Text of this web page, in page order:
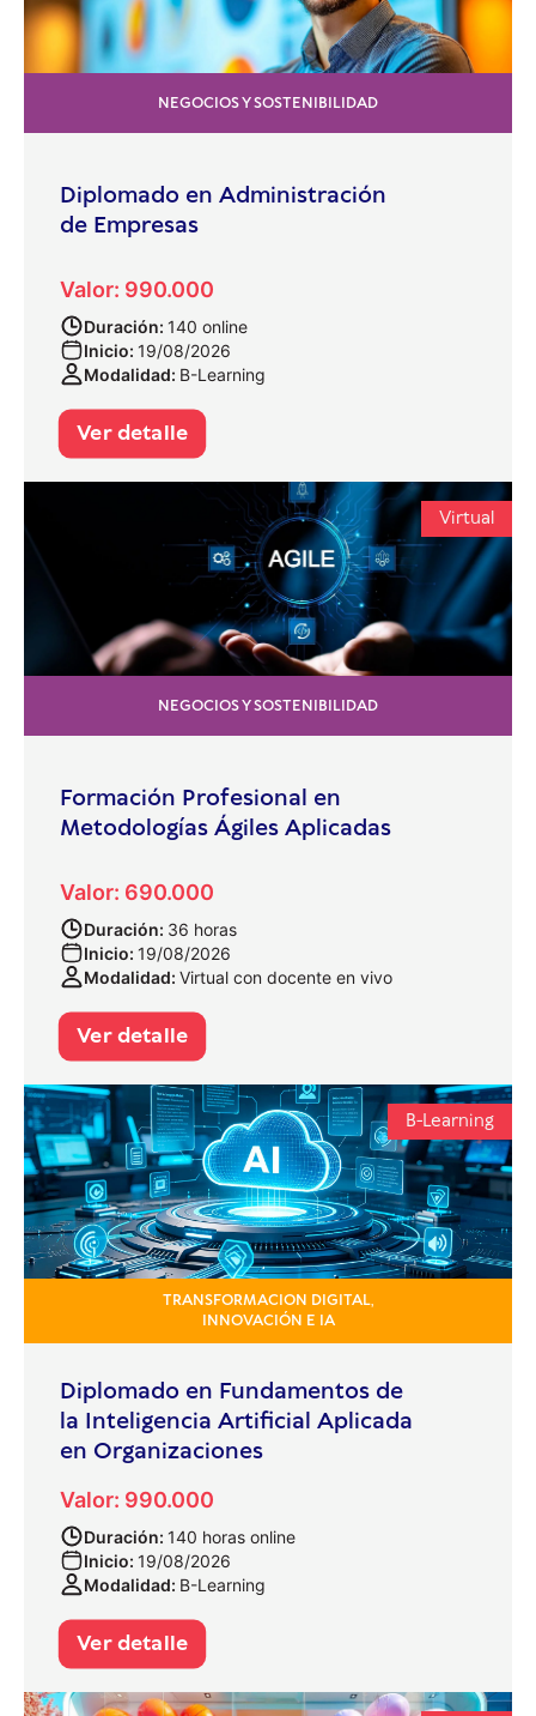
NEGOCIOS Y SOSTENIBILIDAD
Diplomado en Administración
de Empresas
Valor: 990.000
Duración: 140 online
Inicio: 19/08/2026
Modalidad: B-Learning
Ver detalle
Virtual
NEGOCIOS Y SOSTENIBILIDAD
Formación Profesional en
Metodologías Ágiles Aplicadas
Valor: 690.000
Duración: 36 horas
Inicio: 19/08/2026
Modalidad: Virtual con docente en vivo
Ver detalle
B-Learning
TRANSFORMACION DIGITAL,
INNOVACIÓN E IA
Diplomado en Fundamentos de
la Inteligencia Artificial Aplicada
en Organizaciones
Valor: 990.000
Duración: 140 horas online
Inicio: 19/08/2026
Modalidad: B-Learning
Ver detalle